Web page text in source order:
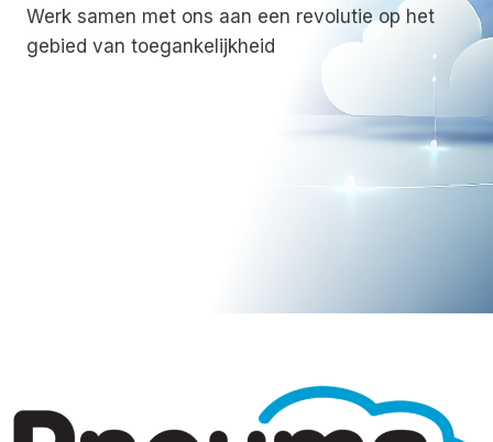
Werk samen met ons aan een revolutie op het
gebied van toegankelijkheid